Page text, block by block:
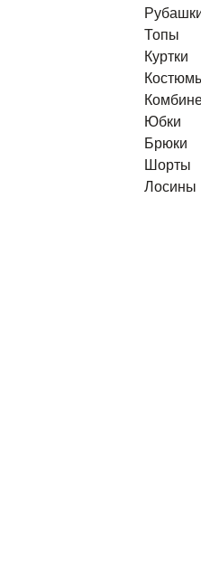
Топы
Куртки
Юбки
Брюки
Шорты
Лосины